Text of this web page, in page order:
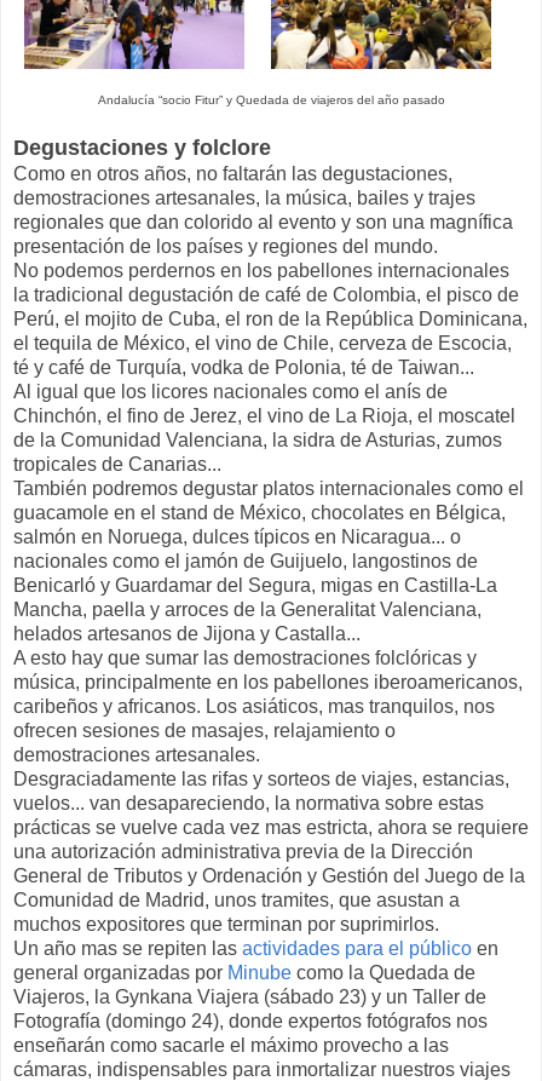
Andalucía “socio Fitur” y Quedada de viajeros del año pasado
Degustaciones y folclore
Como en otros años, no faltarán las degustaciones,
demostraciones artesanales, la música, bailes y trajes
regionales que dan colorido al evento y son una magnífica
presentación de los países y regiones del mundo.
No podemos perdernos en los pabellones internacionales
la tradicional degustación de café de Colombia, el pisco de
Perú, el mojito de Cuba, el ron de la República Dominicana,
el tequila de México, el vino de Chile, cerveza de Escocia,
té y café de Turquía, vodka de Polonia, té de Taiwan...
Al igual que los licores nacionales como el anís de
Chinchón, el fino de Jerez, el vino de La Rioja, el moscatel
de la Comunidad Valenciana, la sidra de Asturias, zumos
tropicales de Canarias...
También podremos degustar platos internacionales como el
guacamole en el stand de México, chocolates en Bélgica,
salmón en Noruega, dulces típicos en Nicaragua... o
nacionales como el jamón de Guijuelo, langostinos de
Benicarló y Guardamar del Segura, migas en Castilla-La
Mancha, paella y arroces de la Generalitat Valenciana,
helados artesanos de Jijona y Castalla...
A esto hay que sumar las demostraciones folclóricas y
música, principalmente en los pabellones iberoamericanos,
caribeños y africanos. Los asiáticos, mas tranquilos, nos
ofrecen sesiones de masajes, relajamiento o
demostraciones artesanales.
Desgraciadamente las rifas y sorteos de viajes, estancias,
vuelos... van desapareciendo, la normativa sobre estas
prácticas se vuelve cada vez mas estricta, ahora se requiere
una autorización administrativa previa de la Dirección
General de Tributos y Ordenación y Gestión del Juego de la
Comunidad de Madrid, unos tramites, que asustan a
muchos expositores que terminan por suprimirlos.
Un año mas se repiten las actividades para el público en
general organizadas por Minube como la Quedada de
Viajeros, la Gynkana Viajera (sábado 23) y un Taller de
Fotografía (domingo 24), donde expertos fotógrafos nos
enseñarán como sacarle el máximo provecho a las
cámaras, indispensables para inmortalizar nuestros viajes